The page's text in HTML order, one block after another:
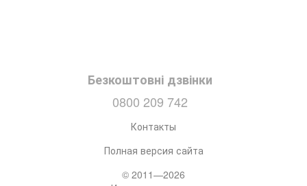
Безкоштовні дзвінки
0800 209 742
Контакты
Полная версия сайта
© 2011—2026